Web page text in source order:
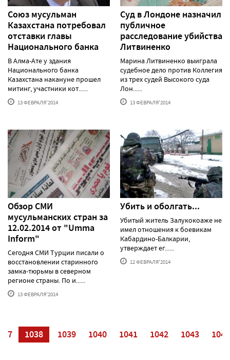
Союз мусульман
Казахстана потребовал
отставки главы
Национального банка
В Алма-Ате у здания
Национального банка
Казахстана накануне прошел
митинг, участники кот......
13 ФЕВРАЛЯ'2014
Суд в Лондоне назначил
публичное
расследование убийства
Литвиненко
Марина Литвиненко выиграла
судебное дело против Коллегия
из трех судей Высокого суда
Лон......
13 ФЕВРАЛЯ'2014
Обзор СМИ
мусульманских стран за
12.02.2014 от "Umma
Inform"
Сегодня СМИ Турции писали о
восстановлении старинного
замка-тюрьмы в северном
регионе страны. По и......
13 ФЕВРАЛЯ'2014
Убить и оболгать...
Убитый житель Залукокоаже не
имел отношения к боевикам
Кабардино-Балкарии,
утверждает ег......
12 ФЕВРАЛЯ'2014
1038 1039 1040 1041 1042 1043 1044